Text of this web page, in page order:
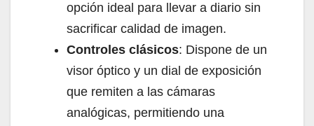
opción ideal para llevar a diario sin
sacrificar calidad de imagen.
Controles clásicos: Dispone de un
visor óptico y un dial de exposición
que remiten a las cámaras
analógicas, permitiendo una